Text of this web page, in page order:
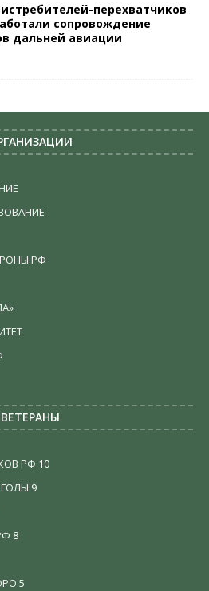
перехватчиков
сопровождение
дальней авиации
РФ
ВЕТЕРАНЫ
РФ 10
9
8
5